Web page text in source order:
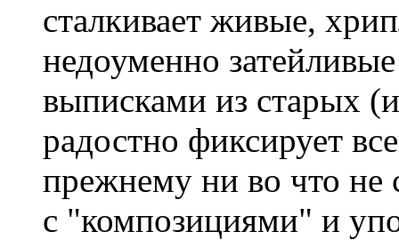
сталкивает живые,
недоуменно
выписками из старых
радостно фиксирует
прежнему ни во что не
с "композициями" и